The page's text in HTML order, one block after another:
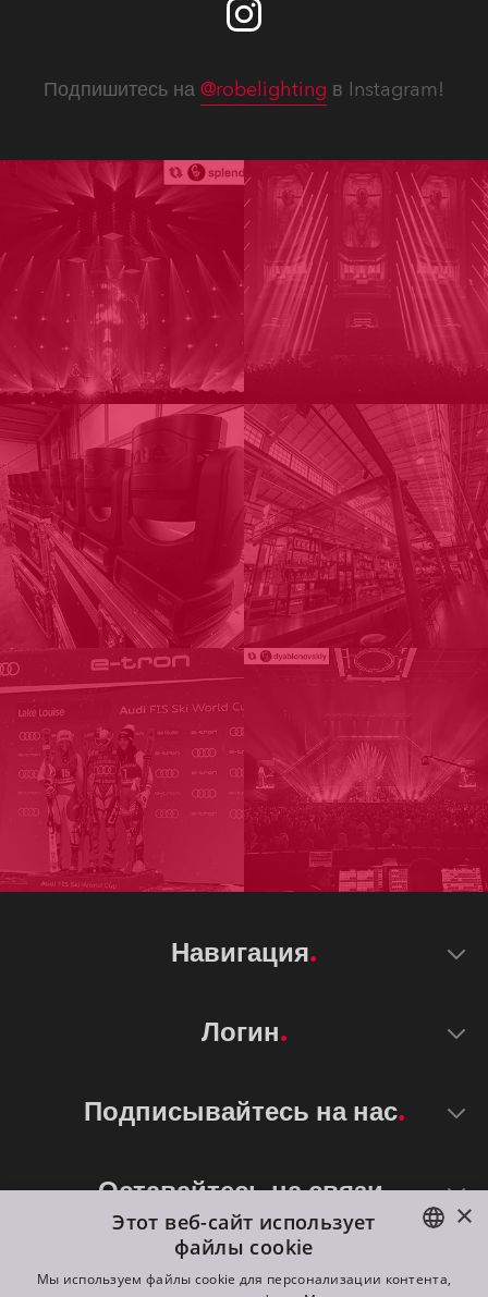
Подпишитесь на @robelighting в Instagram!
Навигация
Логин
Подписывайтесь на нас
Оставайтесь на связи
ENGLISH
×
Этот веб-сайт использует
файлы cookie
Мы используем файлы cookie для персонализации контента,